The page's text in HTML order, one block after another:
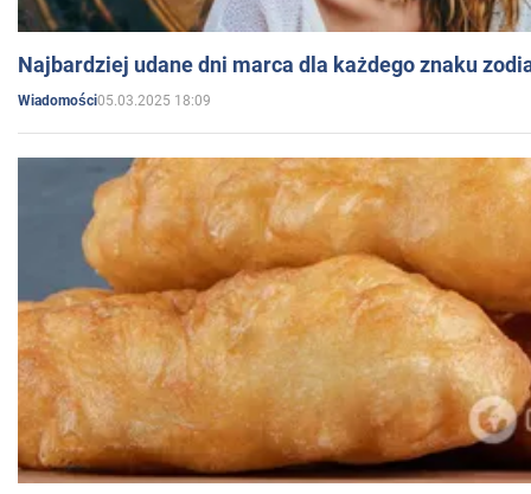
Najbardziej udane dni marca dla każdego znaku
Wiadomości05.03.2025 18:09